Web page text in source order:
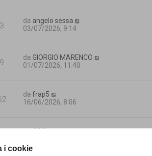
i cookie
da angelo sessa
03/07/2026, 9:14
da GIORGIO MARENCO
01/07/2026, 11:40
dafrap5
16/06/2026, 8:06
daCCC